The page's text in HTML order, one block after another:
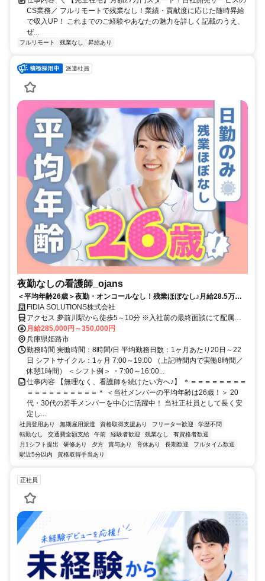
CS業務／ フルリモートで残業なし！業績・貢献度に応じた随時昇給
で収入UP！ これまでのご経験やあなたの魅力を詳しく記載のうえ、
ぜ...
フルリモート 残業なし 昇給あり
派遣社員
夜勤なしの看護師_ojans
＜平均年齢26歳＞夜勤・オンコールなし！残業ほぼなし♪月給28.5万円
～・昇給年2回・賞与年2回★初年度は賞与年3回★20代・30代の若手メ
ンバーが中心に活躍中！当社正社員として安定して働ける好環境◎
FIDIA SOLUTIONS株式会社
アクセス 夢前川駅から徒歩5～10分 ※入社前の最終面談にて配属先
を決定致します。
月給285,000円～350,000円
兵庫県姫路市
勤務時間 実働時間：8時間/日 平均勤務日数：1ヶ月あたり20日～22
日 シフトサイクル：1ヶ月 7:00～19:00 （上記時間内で実働8時間／
休憩1時間） ＜シフト例＞ ・7:00～16:00...
仕事内容 【無理なく、看護師を続けたい方へ♪】 ＊＝＝＝＝＝＝＝＝
＝＝＝＝＝＝＝＝＝＝＊ ＜当社メンバーの平均年齢は26歳！＞ 20
代・30代の若手メンバーを中心に活躍中！ 当社正社員として長く安
定し...
社員登用あり 無期雇用派遣 資格取得支援あり フリーター歓迎
学歴不問
転勤なし
交通費全額支給 午前 経験者歓迎 残業なし
有資格者歓迎
月1シフト提出
研修あり 夕方 賞与あり 育休あり 長期歓迎
フルタイム歓迎
駅近5分以内
資格取得手当あり
正社員